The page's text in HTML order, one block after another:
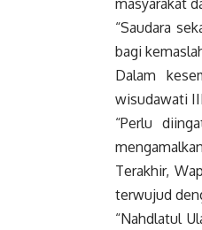
“Saudara
bagi
Dalam
wisudawati
“Perlu
Terakhir,
terwujud
“Nahdlatul